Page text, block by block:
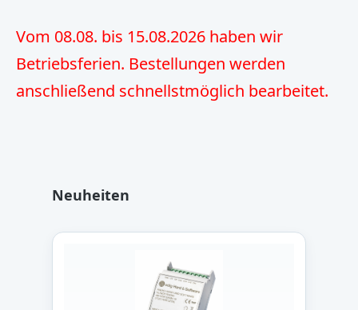
Vom 08.08. bis 15.08.2026 haben wir
Betriebsferien. Bestellungen werden
anschließend schnellstmöglich bearbeitet.
Produktgalerie überspringen
Neuheiten